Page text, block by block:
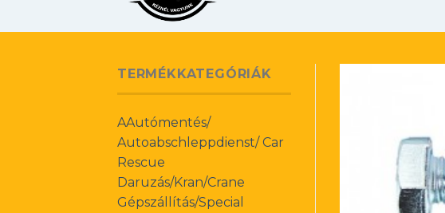
TERMÉKKATEGÓRIÁK
AAutómentés/
Autoabschleppdienst/ Car
Rescue
Daruzás/Kran/Crane
Gépszállítás/Special